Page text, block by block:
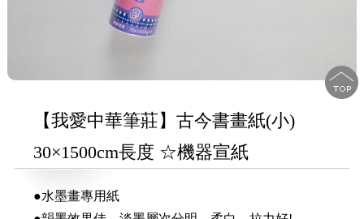
【我愛中華筆莊】古今書畫紙(小)
30×1500cm長度 ☆機器宣紙
●水墨畫專用紙